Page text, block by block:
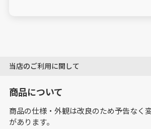
当店のご利用に関して
商品について
商品の仕様・外観は改良のため予告なく
があります。